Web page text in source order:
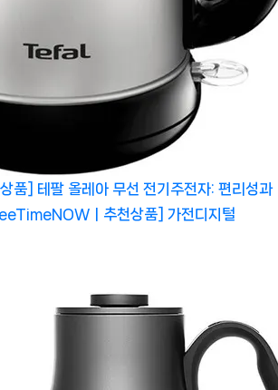
품] 테팔 올레아 무선 전기주전자: 편리성과
ㅣ추천상품]
가전디지털